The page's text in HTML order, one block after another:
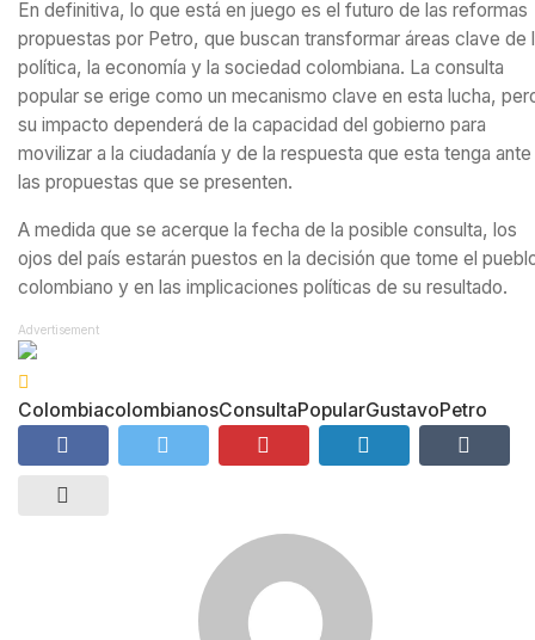
En definitiva, lo que está en juego es el futuro de las reformas
propuestas por Petro, que buscan transformar áreas clave de
política, la economía y la sociedad colombiana. La consulta
popular se erige como un mecanismo clave en esta lucha,
su impacto dependerá de la capacidad del gobierno para
movilizar a la ciudadanía y de la respuesta que esta tenga ante
las propuestas que se presenten.
A medida que se acerque la fecha de la posible consulta, los
ojos del país estarán puestos en la decisión que tome el
colombiano y en las implicaciones políticas de su resultado.
Advertisement
ColombiacolombianosConsultaPopularGustavoPetro